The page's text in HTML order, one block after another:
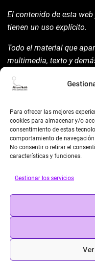
Para ofrecer las mejores
cookies para almacenar y/o
consentimiento de estas
comportamiento de
No consentir o retirar el
características y funciones.
Gestionar los servicios
El contenido de esta
tienen un uso explícito.
Todo el material que
multimedia, texto y
la mism para ello.
Siempre habrá de
©AsunAdá ​Gracias.